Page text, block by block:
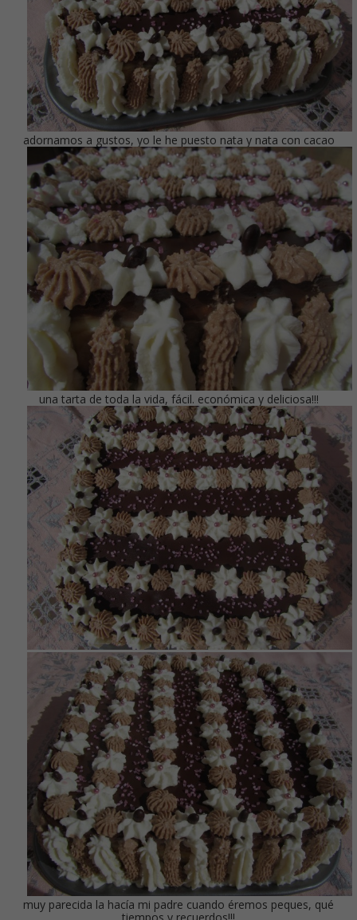
adornamos a gustos, yo le he puesto nata y nata con cacao
una tarta de toda la vida, fácil. económica y deliciosa!!!
muy parecida la hacía mi padre cuando éremos peques, qué